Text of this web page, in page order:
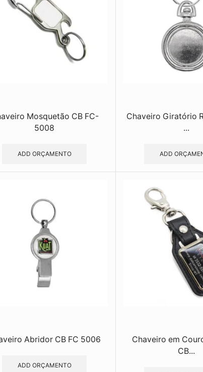
Mosquetão CB FC-
5008
ADD ORÇAMENTO
Chaveiro Giratório
...
ADD
Abridor CB FC 5006
ADD ORÇAMENTO
Chaveiro em
CB...